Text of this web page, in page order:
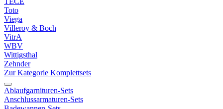
Toto
Viega
Villeroy & Boch
VitrA
WBV
Wittigsthal
Zehnder
Zur Kategorie Komplettsets
Ablaufgarnituren-Sets
Anschlussarmaturen-Sets